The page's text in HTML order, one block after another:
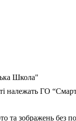
Школа"
належать ГО “Смарт
та зображень без